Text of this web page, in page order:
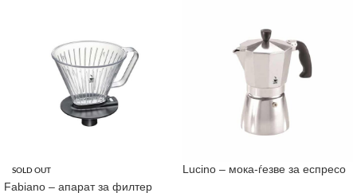
SOLD OUT
Fabiano – апарат за филтер
Lucino – мока-ѓезве за еспресо